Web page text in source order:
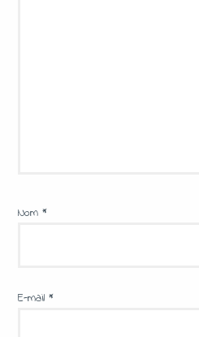
Nom*
E-mail*